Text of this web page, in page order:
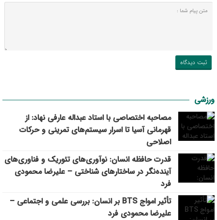
ورزشی
مصاحبه اختصاصی با استاد عبداله عارفی نهاد: از
قهرمانی آسیا تا اسرار سیستم‌های تمرینی و حرکات
اصلاحی
قدرت حافظه انسان: نوآوری‌های تئوریک و فناوری‌های
آینده‌نگر در ساختارهای شناختی – علیرضا محمودی
فرد
تأثیر امواج BTS بر انسان: بررسی علمی و اجتماعی –
علیرضا محمودی فرد